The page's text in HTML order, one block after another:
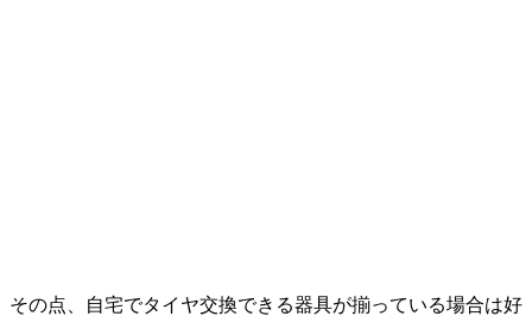
その点、自宅でタイヤ交換できる器具が揃っている場合は好